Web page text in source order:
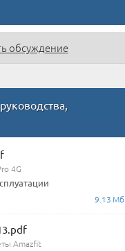
обсуждение
4G
9.13 Мб
Amazfit